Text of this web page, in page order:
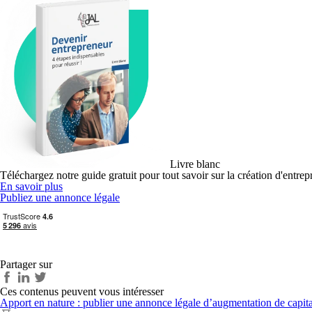
Livre blanc
Téléchargez notre guide gratuit pour tout savoir sur la création
En savoir plus
Publiez une annonce légale
Partager sur
Ces contenus peuvent vous intéresser
Apport en nature : publier une annonce légale d’augmentation de